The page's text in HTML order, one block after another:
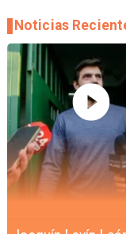
Noticias